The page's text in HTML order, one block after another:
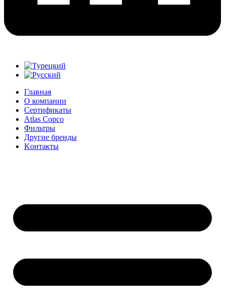
Главная
О компании
Сертификаты
Atlas Copco
Фильтры
Другие бренды
Kонтакты